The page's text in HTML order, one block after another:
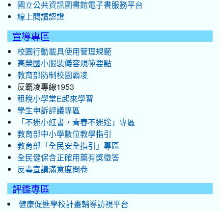
國立公共資訊圖書館電子書服務平台
線上閱讀認證
宣導專區
校園行動載具使用管理規範
高榮國小服裝儀容規範要點
教育部防制校園霸凌
反霸凌專線1953
租稅小學堂E起來學習
學生申訴評議專區
「不迷小紅書，青春不迷途」專區
教育部中小學數位教學指引
教育部「全民安全指引」專區
全民健保含正確用藥有獎徵答
反毒宣講滿意度問卷
評鑑專區
健康促進學校計畫輔導訪視平台